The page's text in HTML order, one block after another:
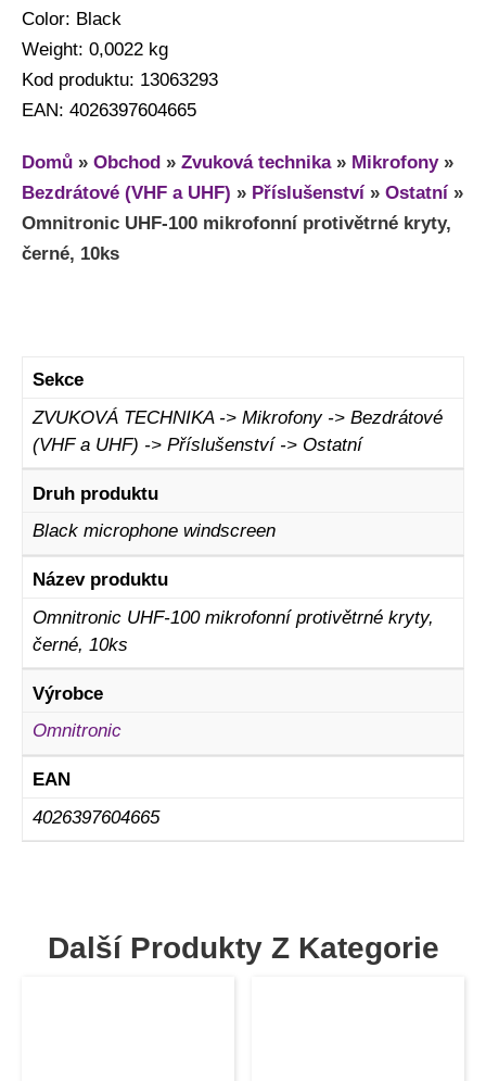
Color: Black
Weight: 0,0022 kg
Kod produktu: 13063293
EAN: 4026397604665
Domů » Obchod » Zvuková technika» Mikrofony»
Bezdrátové (VHF a UHF) » Příslušenství » Ostatní »
Omnitronic UHF-100 mikrofonní protivětrné kryty,
černé, 10ks
Sekce
ZVUKOVÁ TECHNIKA -> Mikrofony -> Bezdrátové
(VHF a UHF) -> Příslušenství -> Ostatní
Druh produktu
Black microphone windscreen
Název produktu
Omnitronic UHF-100 mikrofonní protivětrné kryty,
černé, 10ks
Výrobce
Omnitronic
EAN
4026397604665
Další Produkty Z Kategorie